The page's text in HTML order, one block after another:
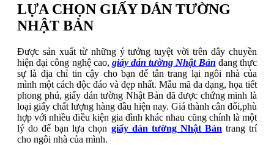
LỰA CHỌN GIẤY DÁN TƯỜNG
NHẬT BẢN
Được sản xuất từ những ý tưởng tuyệt vời trên dây chuyền
hiện đại công nghệ cao, giấy dán tường Nhật Bản đang thực
sự là địa chỉ tin cậy cho bạn để tân trang lại ngôi nhà của
mình một cách độc đáo và đẹp nhất. Mẫu mã đa dạng, họa tiết
phong phú, giấy dán tường Nhật Bản đã được chứng minh là
loại giấy chất lượng hàng đầu hiện nay. Giá thành cân đối,phù
hợp với nhiều điều kiện gia đình khác nhau cũng chính là một
lý do để bạn lựa chọn giấy dán tường Nhật Bản trang trí
cho ngôi nhà của mình.